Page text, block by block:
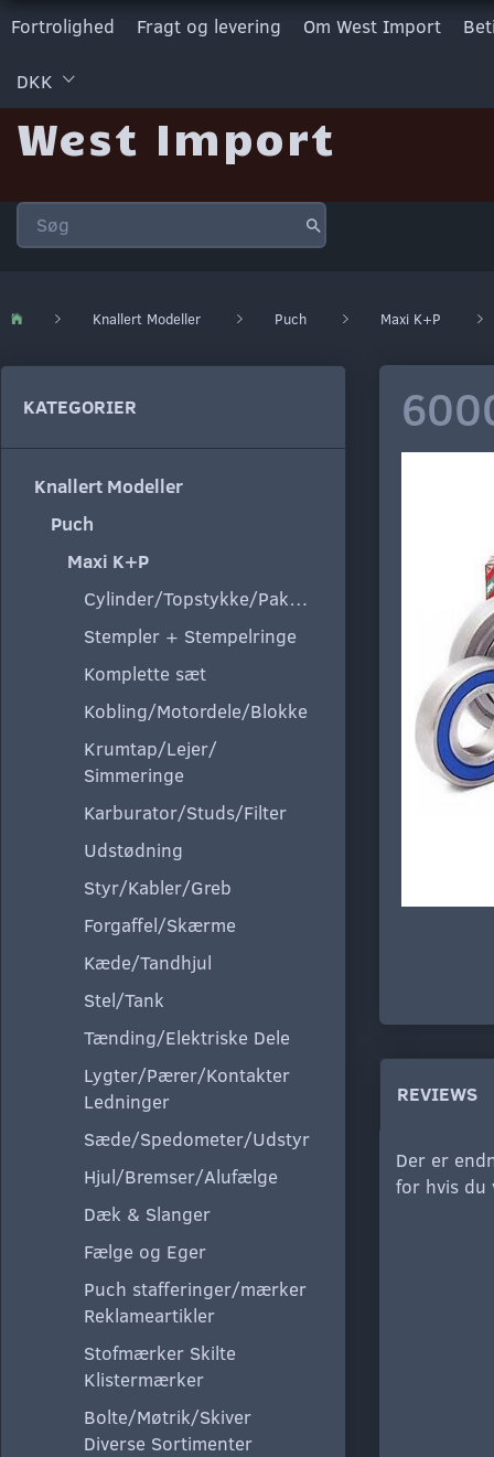
Fortrolighed Fragt og levering Om West Import
DKK
West Import
Knallert Modeller Puch Maxi K+P
KATEGORIER
Knallert Modeller
Puch
Maxi K+P
Cylinder/Topstykke/Pakning
Stempler + Stempelringe
Komplette sæt
Kobling/Motordele/Blokke
Krumtap/Lejer/
Simmeringe
Karburator/Studs/Filter
Udstødning
Styr/Kabler/Greb
Forgaffel/Skærme
Kæde/Tandhjul
Stel/Tank
Tænding/Elektriske Dele
Lygter/Pærer/Kontakter
Ledninger
Sæde/Spedometer/Udstyr
Hjul/Bremser/Alufælge
Dæk & Slanger
Fælge og Eger
Puch stafferinger/mærker
Reklameartikler
Stofmærker Skilte
Klistermærker
Bolte/Møtrik/Skiver
Diverse Sortimenter
REVIEWS
Der er
for hvis du